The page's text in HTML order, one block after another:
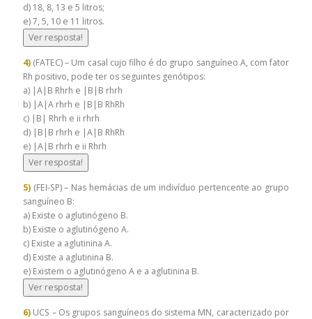
d) 18, 8, 13 e 5 litros;
e) 7, 5, 10 e 11 litros.
Ver resposta!
4) (FATEC) – Um casal cujo filho é do grupo sanguíneo A, com fator
Rh positivo, pode ter os seguintes genótipos:
a) |A|B Rhrh e |B|B rhrh
b) |A|A rhrh e |B|B RhRh
c) |B| Rhrh e ii rhrh
d) |B|B rhrh e |A|B RhRh
e) |A|B rhrh e ii Rhrh
Ver resposta!
5) (FEI-SP) – Nas hemácias de um indivíduo pertencente ao grupo
sanguíneo B:
a) Existe o aglutinógeno B.
b) Existe o aglutinógeno A.
c) Existe a aglutinina A.
d) Existe a aglutinina B.
e) Existem o aglutinógeno A e a aglutinina B.
Ver resposta!
6) UCS – Os grupos sanguíneos do sistema MN, caracterizado por